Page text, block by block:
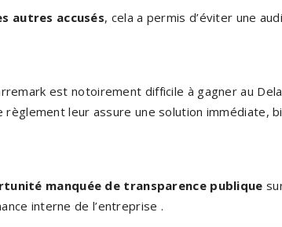
autres accusés, cela a permis d’éviter une
est notoirement difficile à gagner au
leur assure une solution immédiate,
manquée de transparence publique
interne de l’entreprise .